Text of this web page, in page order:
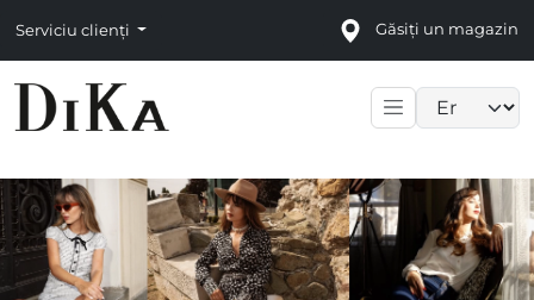
Serviciu clienți Găsiți un magazin